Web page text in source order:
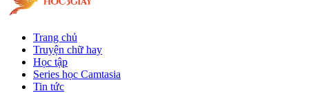
Trang chủ
Truyện chữ hay
Học tập
Series học Camtasia
Tin tức